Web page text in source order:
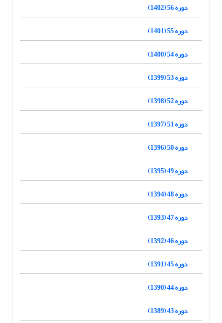
دوره 56 (1402)
دوره 55 (1401)
دوره 54 (1400)
دوره 53 (1399)
دوره 52 (1398)
دوره 51 (1397)
دوره 50 (1396)
دوره 49 (1395)
دوره 48 (1394)
دوره 47 (1393)
دوره 46 (1392)
دوره 45 (1391)
دوره 44 (1390)
دوره 43 (1389)